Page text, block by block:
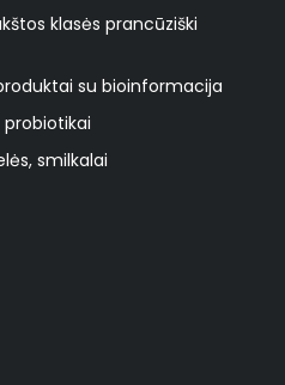
klasės prancūziški
su bioinformacija
probiotikai
smilkalai